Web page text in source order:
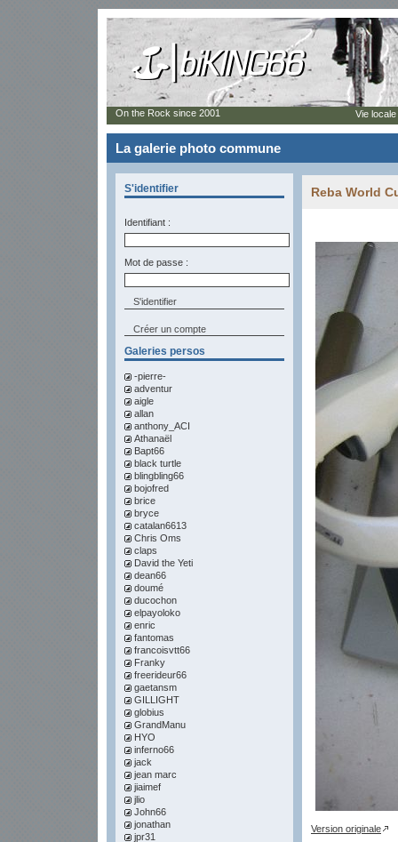
La galerie photo commune
S'identifier
Identifiant :
Mot de passe :
Créer un compte
Galeries persos
-pierre-
adventur
aigle
allan
anthony_ACI
Athanaël
Bapt66
black turtle
blingbling66
bojofred
brice
bryce
catalan6613
Chris Oms
claps
David the Yeti
dean66
doumé
ducochon
elpayoloko
enric
fantomas
francoisvtt66
Franky
freerideur66
gaetansm
GILLIGHT
globius
GrandManu
HYO
inferno66
jack
jean marc
jiaimef
jlio
John66
jonathan
jpr31
Reba World
Version originale
On the Rock since 2001 Vie